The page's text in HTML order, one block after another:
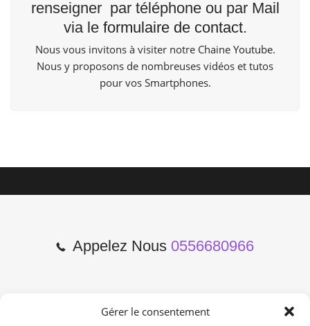
Gérer le consentement
renseigner par téléphone ou par Mail
via le formulaire de contact.
Nous vous invitons à visiter notre Chaine Youtube.
Nous y proposons de nombreuses vidéos et tutos
pour vos Smartphones.
Appelez Nous 0556680966
2 Cours de l'Yser 33800